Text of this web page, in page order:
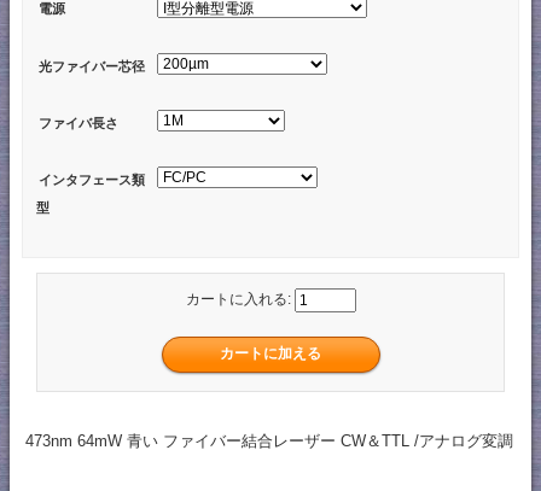
電源
光ファイバー芯径
ファイバ長さ
インタフェース類
型
カートに入れる:
473nm 64mW 青い ファイバー結合レーザー CW＆TTL /アナログ変調